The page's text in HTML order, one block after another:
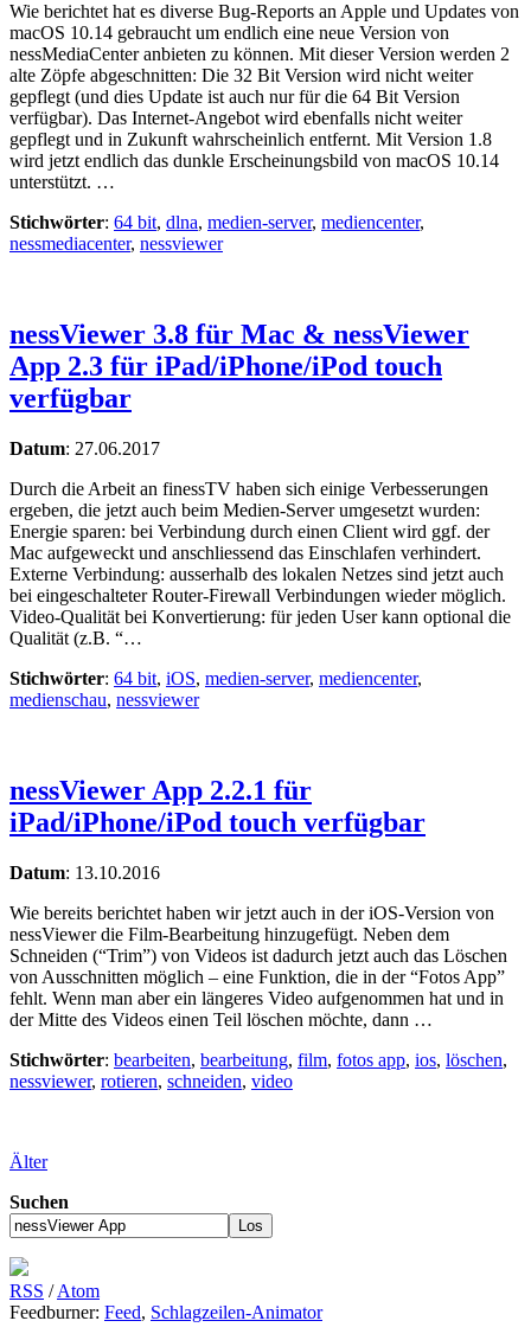
Wie berichtet hat es diverse Bug-Reports an Apple und Updates von
macOS 10.14 gebraucht um endlich eine neue Version von
nessMediaCenter anbieten zu können. Mit dieser Version werden 2
alte Zöpfe abgeschnitten: Die 32 Bit Version wird nicht weiter
gepflegt (und dies Update ist auch nur für die 64 Bit Version
verfügbar). Das Internet-Angebot wird ebenfalls nicht weiter
gepflegt und in Zukunft wahrscheinlich entfernt. Mit Version 1.8
wird jetzt endlich das dunkle Erscheinungsbild von macOS 10.14
unterstützt. …
Stichwörter: 64 bit, dlna, medien-server, mediencenter,
nessmediacenter, nessviewer
nessViewer 3.8 für Mac & nessViewer
App 2.3 für iPad/iPhone/iPod touch
verfügbar
Datum: 27.06.2017
Durch die Arbeit an finessTV haben sich einige Verbesserungen
ergeben, die jetzt auch beim Medien-Server umgesetzt wurden:
Energie sparen: bei Verbindung durch einen Client wird ggf. der
Mac aufgeweckt und anschliessend das Einschlafen verhindert.
Externe Verbindung: ausserhalb des lokalen Netzes sind jetzt auch
bei eingeschalteter Router-Firewall Verbindungen wieder möglich.
Video-Qualität bei Konvertierung: für jeden User kann optional die
Qualität (z.B. “…
Stichwörter: 64 bit, iOS, medien-server, mediencenter,
medienschau, nessviewer
nessViewer App 2.2.1 für
iPad/iPhone/iPod touch verfügbar
Datum: 13.10.2016
Wie bereits berichtet haben wir jetzt auch in der iOS-Version von
nessViewer die Film-Bearbeitung hinzugefügt. Neben dem
Schneiden (“Trim”) von Videos ist dadurch jetzt auch das Löschen
von Ausschnitten möglich – eine Funktion, die in der “Fotos App”
fehlt. Wenn man aber ein längeres Video aufgenommen hat und in
der Mitte des Videos einen Teil löschen möchte, dann …
Stichwörter: bearbeiten, bearbeitung, film, fotos app, ios, löschen,
nessviewer, rotieren, schneiden, video
Älter
Suchen
RSS /Atom
Feedburner: Feed, Schlagzeilen-Animator